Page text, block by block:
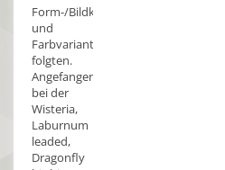
Form-/Bildkombinationen
und
Farbvarianten
folgten.
Angefangen
bei der
Wisteria,
Laburnum
leaded,
Dragonfly